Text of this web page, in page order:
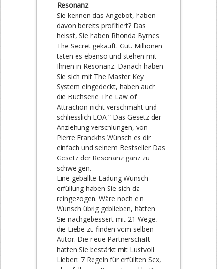
Resonanz
Sie kennen das Angebot, haben
davon bereits profitiert? Das
heisst, Sie haben Rhonda Byrnes
The Secret gekauft. Gut. Millionen
taten es ebenso und stehen mit
Ihnen in Resonanz. Danach haben
Sie sich mit The Master Key
System eingedeckt, haben auch
die Buchserie The Law of
Attraction nicht verschmäht und
schliesslich LOA “ Das Gesetz der
Anziehung verschlungen, von
Pierre Franckhs Wünsch es dir
einfach und seinem Bestseller Das
Gesetz der Resonanz ganz zu
schweigen.
Eine geballte Ladung Wunsch ­
erfüllung haben Sie sich da
reingezogen. Wäre noch ein
Wunsch übrig geblieben, hätten
Sie nachgebessert mit 21 Wege,
die Liebe zu finden vom selben
Autor. Die neue Partnerschaft
hätten Sie bestärkt mit Lustvoll
Lieben: 7 Regeln für erfüllten Sex,